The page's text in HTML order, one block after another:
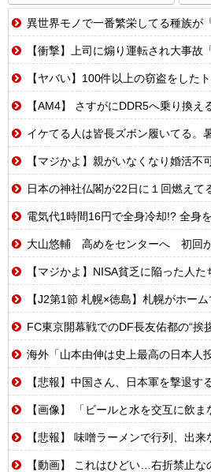
異世界モノで一番繁栄してる種族が
【衝撃】上司に煽り運転され大事故「ププッw大丈夫かぁ〜?w」→俺「あ
【ヤバい】100件以上の窃盗をしたトルコ国
【AM4】 さすがにDDR5へ乗り換える
イケてる人は皆長ズボン履いてる。暑い中でも我慢して長ズボン
【マジかよ】親がいなくなり婚活不可能になっ
日本の神社仏閣が22日に１回燃えて
電気代1時間16円で全身冷却!? 全身を冷やす“人間用冷蔵庫”『ど冷えも
大山悠輔 高めをセンターへ 初回
【マジかよ】NISA貧乏に陥った人たちのリアル、流石
【J2第1節 札幌×徳島】札幌がホームでの開幕戦を制し5年ぶり白
FC東京開幕戦でのDF長友佑都の“挨拶
海外「山本由伸は史上最高の日本人
【悲報】中国さん、日本軍を撃退する「抗日テ
【画像】 「ビールと水を交互に飲
【悲報】 味噌ラーメンで行列、出来
【動画】 これはひどい…右折禁止なのに軽自動車が突如右折し路面電車